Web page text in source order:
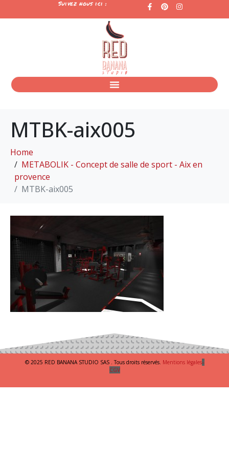
Suivez nous ici :
MTBK-aix005
Home
METABOLIK - Concept de salle de sport - Aix en
provence
MTBK-aix005
© 2025 RED BANANA STUDIO SAS . Tous droits réservés. Mentions légales–
CGV